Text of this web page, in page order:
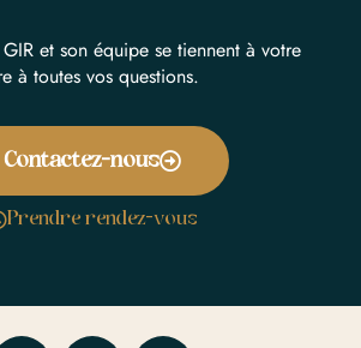
et son équipe se tiennent à votre
à toutes vos questions.
Contactez-nous
Prendre rendez-vous